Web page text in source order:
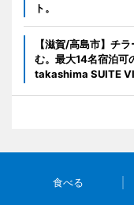
ト。
【滋賀/高島市】チ
む。最大14名宿泊可
takashima SUITE
食べる